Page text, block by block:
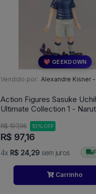
💖 GEEKDOWN
Vendido por: Alexandre Kisner -
Action Figures Sasuke
Ultimate Collection 1 -
R$ 107,96 10% OFF
R$ 97,16
4x R$ 24,29 sem juros
Carrinho